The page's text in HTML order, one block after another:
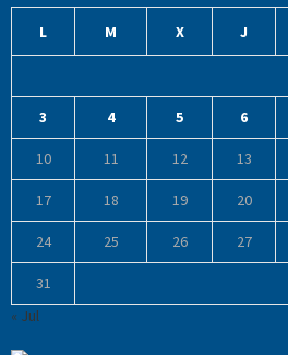
L M X J
3 4 5 6
10 11 12 13
17 18 19 20
24 25 26 27
31
« Jul